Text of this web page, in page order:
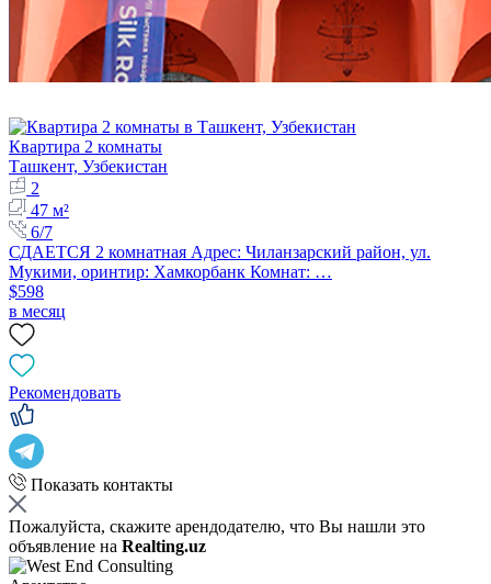
Квартира 2 комнаты
Ташкент, Узбекистан
2
47 м²
6/7
СДАЕТСЯ 2 комнатная Адрес: Чиланзарский район, ул.
Мукими, оринтир: Хамкорбанк Комнат: …
$598
в месяц
Рекомендовать
Показать контакты
Пожалуйста, скажите арендодателю, что Вы нашли это
объявление на Realting.uz